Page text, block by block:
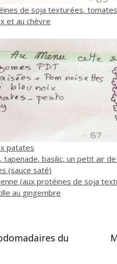
de soja texturées,
et au chèvre
patates
basilic, un petit air
(sauce saté)
(aux protéines de soja
au gingembre
du